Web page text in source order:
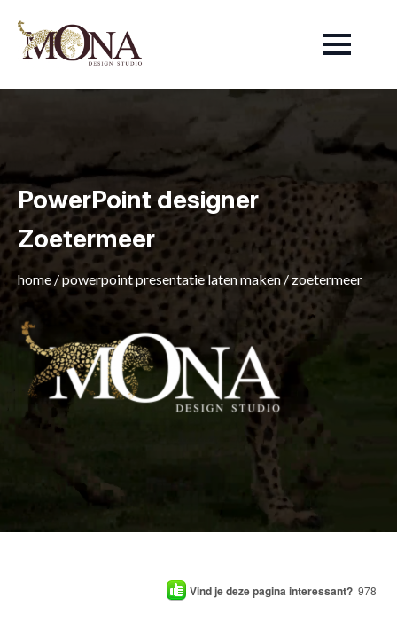
PowerPoint designer
Zoetermeer
home /powerpoint presentatie laten maken/zoetermeer
Vind je deze pagina interessant? 978